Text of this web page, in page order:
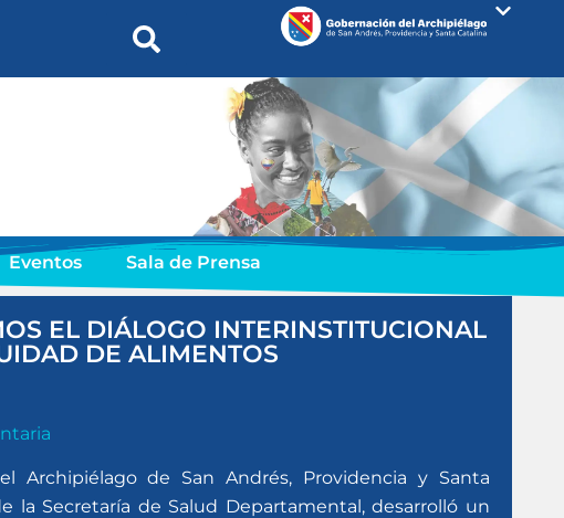
Eventos Sala de Prensa
EL DIÁLOGO INTERINSTITUCIONAL
DE ALIMENTOS
Archipiélago de San Andrés, Providencia y Santa
la Secretaría de Salud Departamental, desarrolló un